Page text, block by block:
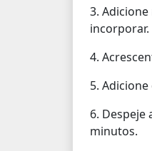
3.
incorporar.
4.
5.
6. Despeje
minutos.